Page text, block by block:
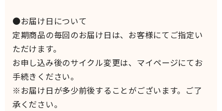
●お届け日について
定期商品の毎回のお届け日は、お客様にてご指定い
ただけます。
お申し込み後のサイクル変更は、マイページにてお
手続きください。
※お届け日が多少前後することがございます。ご了
承ください。